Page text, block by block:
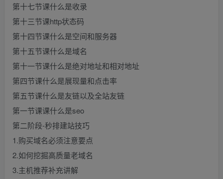
第十七节课什么是收录
第十三节课http状态码
第十四节课什么是空间和服务器
第十五节课什么是域名
第十一节课什么是绝对地址和相对地址
第四节课什么是展现量和点击率
第五节课什么是友链以及全站友链
第一节课课什么是seo
第二阶段-秒排建站技巧
1.购买域名必须注意要点
2.如何挖掘高质量老域名
3.主机推荐补充讲解